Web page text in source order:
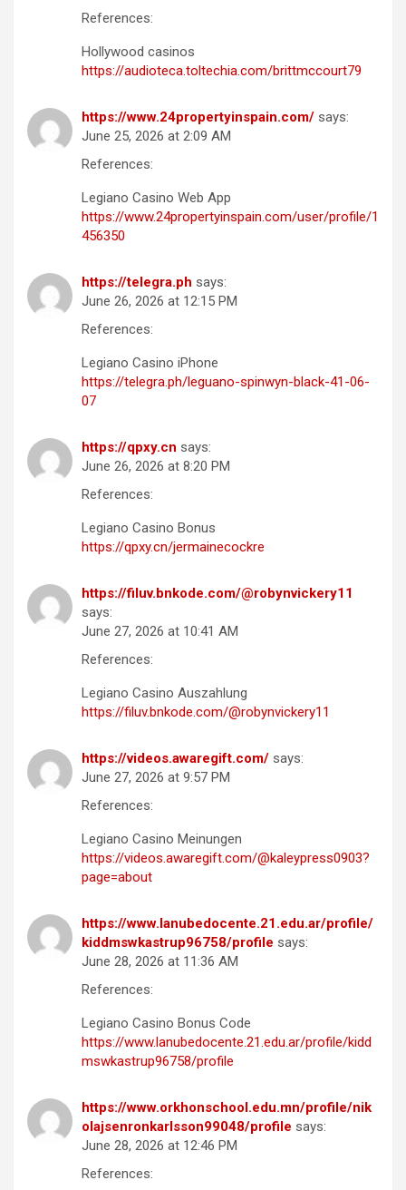
References:
Hollywood casinos
https://audioteca.toltechia.com/brittmccourt79
https://www.24propertyinspain.com/ says:
June 25, 2026 at 2:09 AM
References:
Legiano Casino Web App
https://www.24propertyinspain.com/user/profile/1
456350
https://telegra.ph says:
June 26, 2026 at 12:15 PM
References:
Legiano Casino iPhone
https://telegra.ph/leguano-spinwyn-black-41-06-
07
https://qpxy.cn says:
June 26, 2026 at 8:20 PM
References:
Legiano Casino Bonus
https://qpxy.cn/jermainecockre
https://filuv.bnkode.com/@robynvickery11
says:
June 27, 2026 at 10:41 AM
References:
Legiano Casino Auszahlung
https://filuv.bnkode.com/@robynvickery11
https://videos.awaregift.com/ says:
June 27, 2026 at 9:57 PM
References:
Legiano Casino Meinungen
https://videos.awaregift.com/@kaleypress0903?
page=about
https://www.lanubedocente.21.edu.ar/profile/
kiddmswkastrup96758/profile says:
June 28, 2026 at 11:36 AM
References:
Legiano Casino Bonus Code
https://www.lanubedocente.21.edu.ar/profile/kidd
mswkastrup96758/profile
https://www.orkhonschool.edu.mn/profile/nik
olajsenronkarlsson99048/profile says:
June 28, 2026 at 12:46 PM
References: